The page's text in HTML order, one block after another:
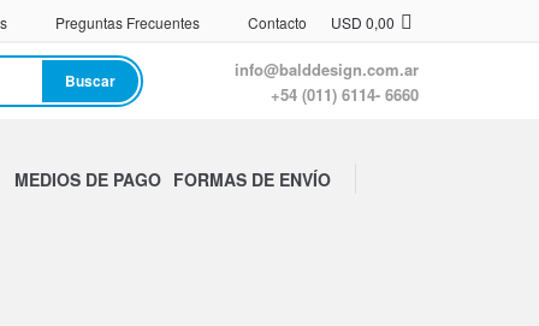
Preguntas Frecuentes Contacto USD 0,00
Buscar
info@balddesign.com.ar
+54 (011) 6114- 6660
MEDIOS DE PAGO FORMAS DE ENVÍO